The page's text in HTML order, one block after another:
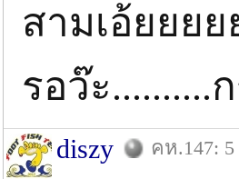
สามเอ้ยยยย
รอว๊ะ..........
diszy คห.147: